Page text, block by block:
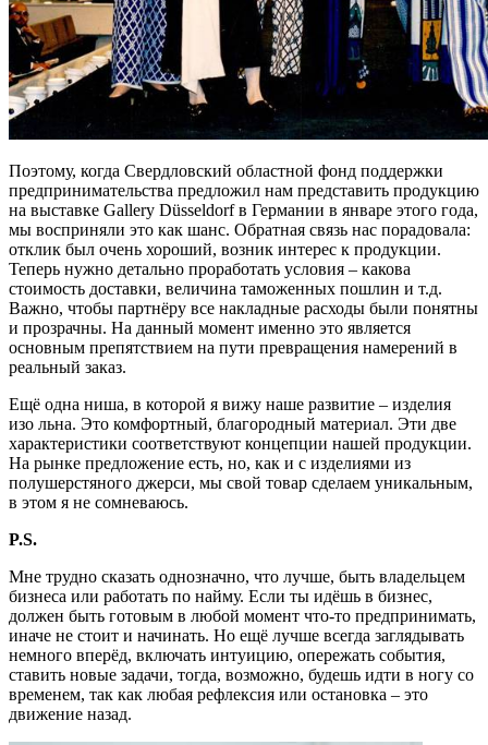
Поэтому, когда Свердловский областной фонд поддержки
предпринимательства предложил нам представить продукцию
на выставке Gallery Düsseldorf в Германии в январе этого года,
мы восприняли это как шанс. Обратная связь нас порадовала:
отклик был очень хороший, возник интерес к продукции.
Теперь нужно детально проработать условия – какова
стоимость доставки, величина таможенных пошлин и т.д.
Важно, чтобы партнёру все накладные расходы были понятны
и прозрачны. На данный момент именно это является
основным препятствием на пути превращения намерений в
реальный заказ.
Ещё одна ниша, в которой я вижу наше развитие – изделия
изо льна. Это комфортный, благородный материал. Эти две
характеристики соответствуют концепции нашей продукции.
На рынке предложение есть, но, как и с изделиями из
полушерстяного джерси, мы свой товар сделаем уникальным,
в этом я не сомневаюсь.
P.S.
Мне трудно сказать однозначно, что лучше, быть владельцем
бизнеса или работать по найму. Если ты идёшь в бизнес,
должен быть готовым в любой момент что-то предпринимать,
иначе не стоит и начинать. Но ещё лучше всегда заглядывать
немного вперёд, включать интуицию, опережать события,
ставить новые задачи, тогда, возможно, будешь идти в ногу со
временем, так как любая рефлексия или остановка – это
движение назад.